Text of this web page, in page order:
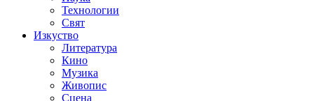
Технологии
Свят
Изкуство
Литература
Кино
Музика
Живопис
Сцена